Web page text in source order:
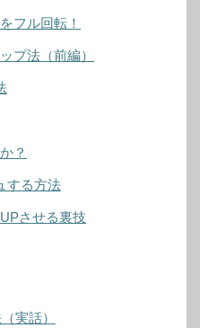
フル回転！
プ法（前編）
？
する方法
させる裏技
実話）